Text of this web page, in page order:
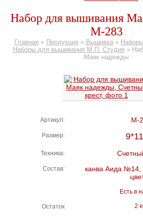
Набор для вышивания
М-283
Главная » Продукция » Вышивка »
Наборы для вышивания М.П. Студия »
Маяк надежды
Артикул: М-
Размер:
Техника:
Состав:
канва Аида №14,
Есть в
Остаток 2